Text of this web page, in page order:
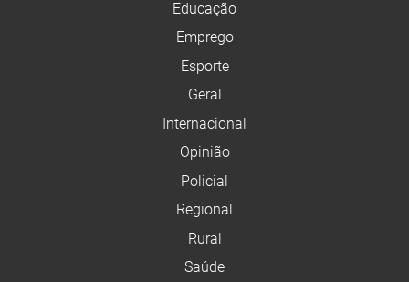
Educação
Emprego
Esporte
Geral
Internacional
Opinião
Policial
Regional
Rural
Saúde